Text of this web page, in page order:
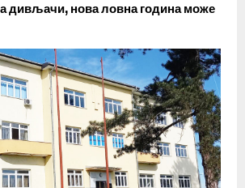
дивљачи, нова ловна година може